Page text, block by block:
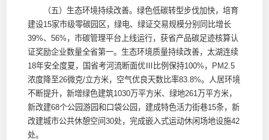
（五）生态环境持续改善。绿色低碳转型步伐加快，培育
建设15家市级零碳园区，绿电、绿证交易规模分别同比增长
39%、56%，市碳管理平台上线运行，获省产品碳足迹核算认
证奖励企业数量全省第一。生态环境质量持续改善，太湖连续
18年安全度夏，国省考河流断面优Ⅲ比例保持100%，PM2.5
浓度降至26微克/立方米，空气优良天数比率83.8%。人居环境
不断提升，新增绿色建筑1030万平方米、绿地261万平方米，
新改建68个公园游园和口袋公园，建成特色活力街巷15条，新
改建城市公共休憩空间30处，完成嵌入式运动休闲场地设施42
处。